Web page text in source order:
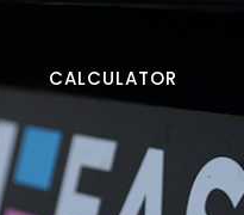
CALCULATOR